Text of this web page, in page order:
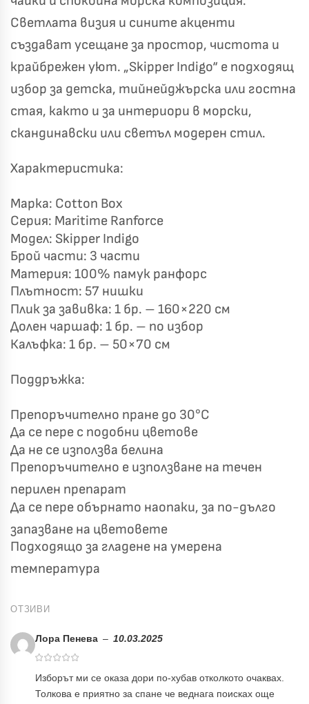
Светлата визия и сините акценти
създават усещане за простор, чистота и
крайбрежен уют. „Skipper Indigo“ е подходящ
избор за детска, тийнейджърска или гостна
стая, както и за интериори в морски,
скандинавски или светъл модерен стил.
Характеристика:
Марка: Cotton Box
Серия: Maritime Ranforce
Модел: Skipper Indigo
Брой части: 3 части
Материя: 100% памук ранфорс
Плътност: 57 нишки
Плик за завивка: 1 бр. – 160×220 см
Долен чаршаф: 1 бр. – по избор
Калъфка: 1 бр. – 50×70 см
Поддръжка:
Препоръчително пране до 30°C
Да се пере с подобни цветове
Да не се използва белина
Препоръчително е използване на течен
перилен препарат
Да се пере обърнато наопаки, за по-дълго
запазване на цветовете
Подходящо за гладене на умерена
температура
ОТЗИВИ
Лора Пенева – 10.03.2025
Изборът ми се оказа дори по-хубав отколкото очаквах.
Толкова е приятно за спане че веднага поисках още
🎁 Късметът избра Вас!
Бяло и Небесносиньо
Светлосиво и Антрацит